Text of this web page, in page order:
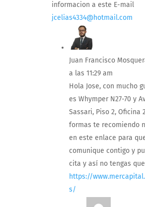
informacion a este E-mail
jcelias4334@hotmail.com
Juan Francisco
a las 11:29 am
Hola Jose, con mucho
es Whymper N27-70 y
Sassari, Piso 2, Oficina
formas te recomiendo
en este enlace para
comunique contigo y
cita y así no tengas
https://
s/